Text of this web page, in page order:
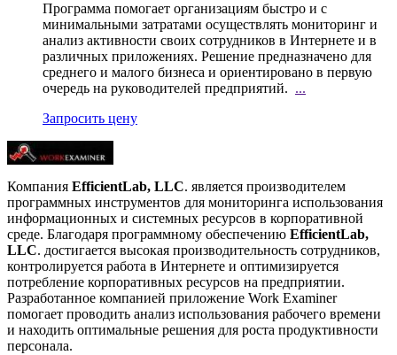
Программа помогает организациям быстро и с
минимальными затратами осуществлять мониторинг и
анализ активности своих сотрудников в Интернете и в
различных приложениях. Решение предназначено для
среднего и малого бизнеса и ориентировано в первую
очередь на руководителей предприятий. ...
Запросить цену
Компания EfficientLab, LLC. является производителем
программных инструментов для мониторинга использования
информационных и системных ресурсов в корпоративной
среде. Благодаря программному обеспечению EfficientLab,
LLC. достигается высокая производительность сотрудников,
контролируется работа в Интернете и оптимизируется
потребление корпоративных ресурсов на предприятии.
Разработанное компанией приложение Work Examiner
помогает проводить анализ использования рабочего времени
и находить оптимальные решения для роста продуктивности
персонала.